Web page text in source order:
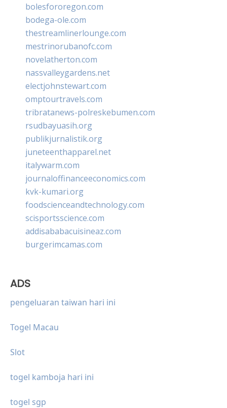
bolesfororegon.com
bodega-ole.com
thestreamlinerlounge.com
mestrinorubanofc.com
novelatherton.com
nassvalleygardens.net
electjohnstewart.com
omptourtravels.com
tribratanews-polreskebumen.com
rsudbayuasih.org
publikjurnalistik.org
juneteenthapparel.net
italywarm.com
journaloffinanceeconomics.com
kvk-kumari.org
foodscienceandtechnology.com
scisportsscience.com
addisababacuisineaz.com
burgerimcamas.com
ADS
pengeluaran taiwan hari ini
Togel Macau
Slot
togel kamboja hari ini
togel sgp